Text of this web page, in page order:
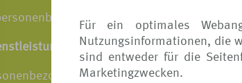
Für ein optimales
Nutzungsinformationen, die
sind entweder für die
Marketingzwecken.
Daten, wie
bereitzustellen, die Sie
Daten verarbeiten, damit